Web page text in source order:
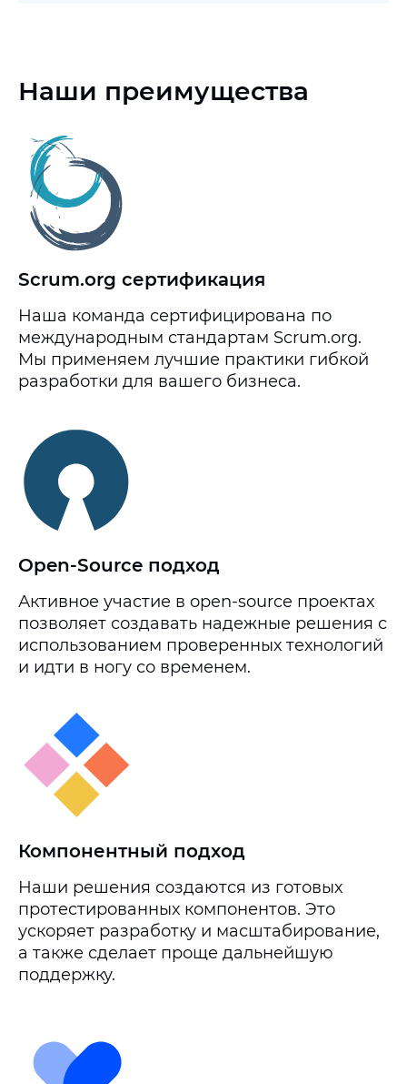
Наши преимущества
Scrum.org сертификация
Наша команда сертифицирована по
международным стандартам Scrum.org.
Мы применяем лучшие практики гибкой
разработки для вашего бизнеса.
Open-Source подход
Активное участие в open-source проектах
позволяет создавать надежные решения с
использованием проверенных технологий
и идти в ногу со временем.
Компонентный подход
Наши решения создаются из готовых
протестированных компонентов. Это
ускоряет разработку и масштабирование,
а также сделает проще дальнейшую
поддержку.